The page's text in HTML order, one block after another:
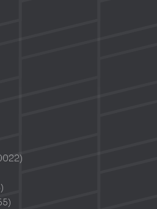
contact op met Joris
)
)
)